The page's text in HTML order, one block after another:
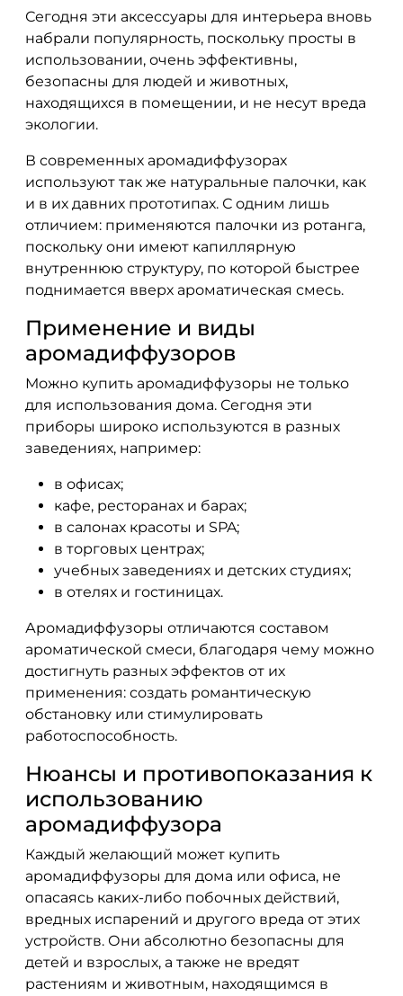
Сегодня эти аксессуары для интерьера вновь
набрали популярность, поскольку просты в
использовании, очень эффективны,
безопасны для людей и животных,
находящихся в помещении, и не несут вреда
экологии.
В современных аромадиффузорах
используют так же натуральные палочки, как
и в их давних прототипах. С одним лишь
отличием: применяются палочки из ротанга,
поскольку они имеют капиллярную
внутреннюю структуру, по которой быстрее
поднимается вверх ароматическая смесь.
Применение и виды
аромадиффузоров
Можно купить аромадиффузоры не только
для использования дома. Сегодня эти
приборы широко используются в разных
заведениях, например:
в офисах;
кафе, ресторанах и барах;
в салонах красоты и SPA;
в торговых центрах;
учебных заведениях и детских студиях;
в отелях и гостиницах.
Аромадиффузоры отличаются составом
ароматической смеси, благодаря чему можно
достигнуть разных эффектов от их
применения: создать романтическую
обстановку или стимулировать
работоспособность.
Нюансы и противопоказания к
использованию
аромадиффузора
Каждый желающий может купить
аромадиффузоры для дома или офиса, не
опасаясь каких-либо побочных действий,
вредных испарений и другого вреда от этих
устройств. Они абсолютно безопасны для
детей и взрослых, а также не вредят
растениям и животным, находящимся в